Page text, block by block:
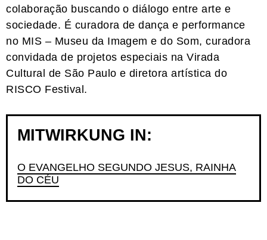
colaboração buscando o diálogo entre arte e
sociedade. É curadora de dança e performance
no MIS – Museu da Imagem e do Som, curadora
convidada de projetos especiais na Virada
Cultural de São Paulo e diretora artística do
RISCO Festival.
MITWIRKUNG IN:
O EVANGELHO SEGUNDO JESUS, RAINHA
DO CÉU